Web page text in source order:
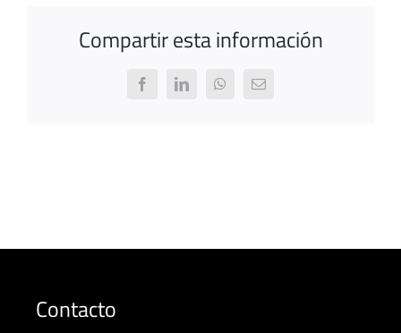
Compartir esta información
FacebookLinkedInWhatsApp
Email
Contacto